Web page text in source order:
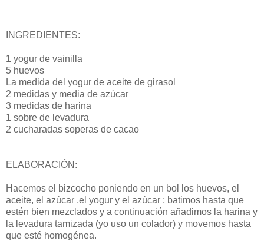
INGREDIENTES:
1 yogur de vainilla
5 huevos
La medida del yogur de aceite de girasol
2 medidas y media de azúcar
3 medidas de harina
1 sobre de levadura
2 cucharadas soperas de cacao
ELABORACIÓN:
Hacemos el bizcocho poniendo en un bol los huevos, el
aceite, el azúcar ,el yogur y el azúcar ; batimos hasta que
estén bien mezclados y a continuación añadimos la harina y
la levadura tamizada (yo uso un colador) y movemos hasta
que esté homogénea.